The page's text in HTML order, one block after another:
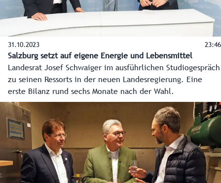
31.10.2023 23:46
Salzburg setzt auf eigene Energie und Lebensmittel
Landesrat Josef Schwaiger im ausführlichen Studiogespräch
zu seinen Ressorts in der neuen Landesregierung. Eine
erste Bilanz rund sechs Monate nach der Wahl.